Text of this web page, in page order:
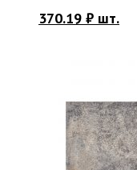
370.19 ₽ шт.